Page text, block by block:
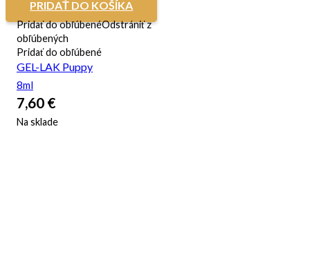
PRIDAŤ DO KOŠÍKA
Pridať do obľúbenéOdstrániť z
obľúbených
Pridať do obľúbené
GEL-LAK Puppy
8ml
7,60 €
Na sklade